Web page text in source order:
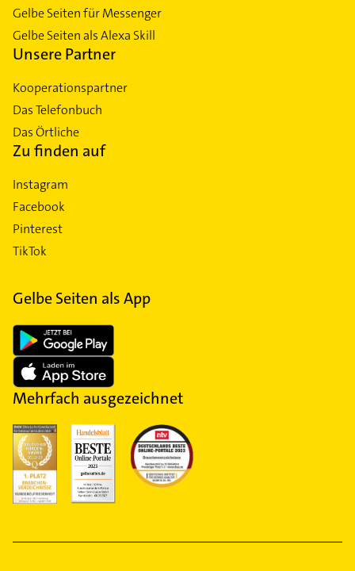
Gelbe Seiten für Messenger
Gelbe Seiten als Alexa Skill
Unsere Partner
Kooperationspartner
Das Telefonbuch
Das Örtliche
Zu finden auf
Instagram
Facebook
Pinterest
TikTok
Gelbe Seiten als App
Mehrfach ausgezeichnet